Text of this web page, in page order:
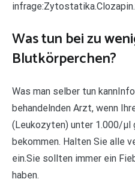
Was tun bei zu
Blutkörperchen?
Was man selber tun
behandelnden Arzt, wenn
(Leukozyten) unter 1.000/µl
bekommen. Halten Sie alle
ein.Sie sollten immer ein
haben.